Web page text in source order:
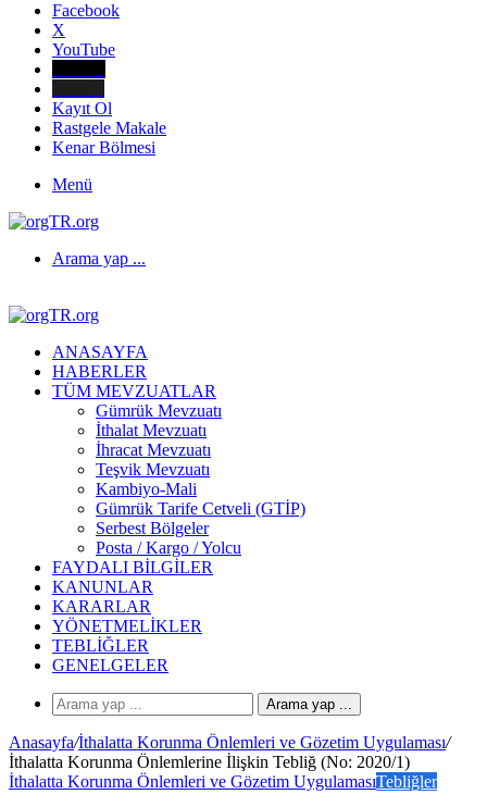
Facebook
X
YouTube
Kayıt Ol
Rastgele Makale
Kenar Bölmesi
Menü
Arama yap ...
ANASAYFA
HABERLER
TÜM MEVZUATLAR
Gümrük Mevzuatı
İthalat Mevzuatı
İhracat Mevzuatı
Teşvik Mevzuatı
Kambiyo-Mali
Gümrük Tarife Cetveli (GTİP)
Serbest Bölgeler
Posta / Kargo / Yolcu
FAYDALI BILGILER
KANUNLAR
KARARLAR
YÖNETMELIKLER
TEBLIĞLER
GENELGELER
Arama yap ...
Anasayfa/İthalatta Korunma Önlemleri ve Gözetim Uygulaması/
İthalatta Korunma Önlemlerine İlişkin Tebliğ (No: 2020/1)
İthalatta Korunma Önlemleri ve Gözetim UygulamasıTebliğler